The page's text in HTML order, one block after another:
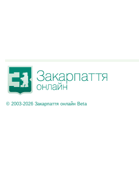
© 2003-2026 Закарпаття онлайн Beta